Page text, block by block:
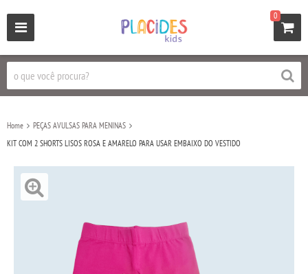
0
Home
PEÇAS AVULSAS PARA MENINAS
KIT COM 2 SHORTS LISOS ROSA E AMARELO PARA USAR EMBAIXO DO VESTIDO